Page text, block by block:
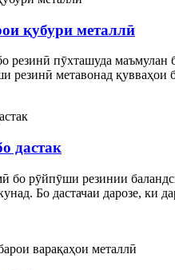
қубури металлӣ
резинӣ пӯхташуда маъмулан
резинӣ метавонад қувваҳои
дастак
бо рӯйпӯши резинии
Бо дастачаи дарозе, ки